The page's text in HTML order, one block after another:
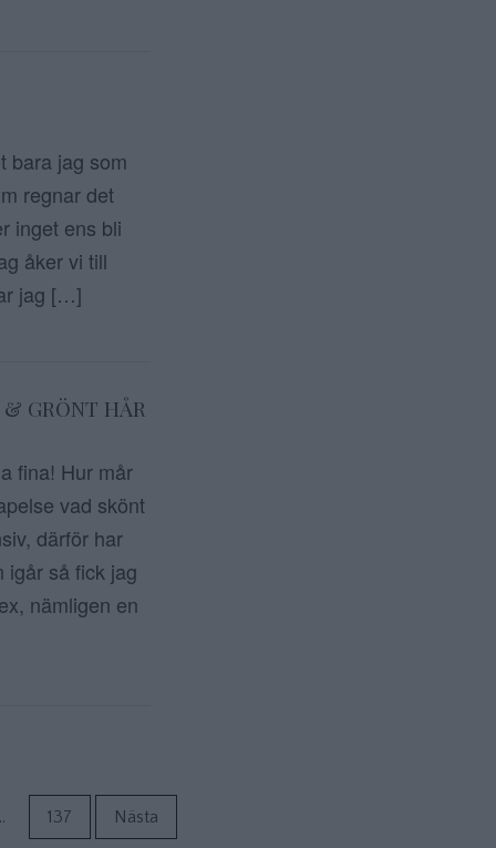
bara jag som
regnar det
inget ens bli
åker vi till
jag […]
& GRÖNT HÅR
fina! Hur mår
vad skönt
därför har
igår så fick jag
nämligen en
137 Nästa